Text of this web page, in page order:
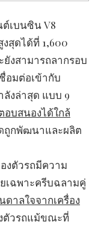
ต์เบนซิน V8
งสุดได้ที่ 1,600
ยังสามารถลากรอบ
อมต่อเข้ากับ
ลังล่าสุด แบบ 9
อบสนองได้ใกล้
ถูกพัฒนาและผลิต
งตัวรถมีความ
เฉพาะครีบฉลามคู่
ดาลใจจากเครื่อง
ตัวรถแม้ขณะที่